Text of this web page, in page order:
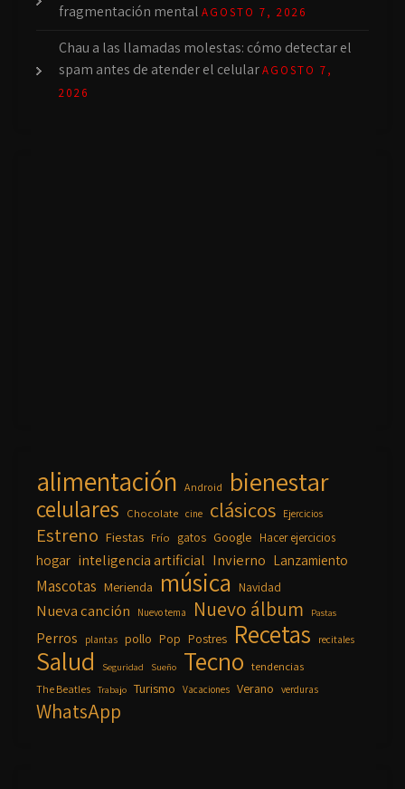
fragmentación mental AGOSTO 7, 2026
Chau a las llamadas molestas: cómo detectar el
spam antes de atender el celularAGOSTO 7,
2026
alimentación Android bienestar
celulares Chocolate cine clásicos Ejercicios
Estreno Fiestas Frío gatos Google Hacer ejercicios
hogar inteligencia artificial Invierno Lanzamiento
Mascotas Merienda música Navidad
Nueva canción Nuevo tema Nuevo álbum Pastas
Perros plantas pollo Pop Postres Recetas recitales
Salud Seguridad Sueño Tecno tendencias
The Beatles Trabajo Turismo Vacaciones Verano verduras
WhatsApp